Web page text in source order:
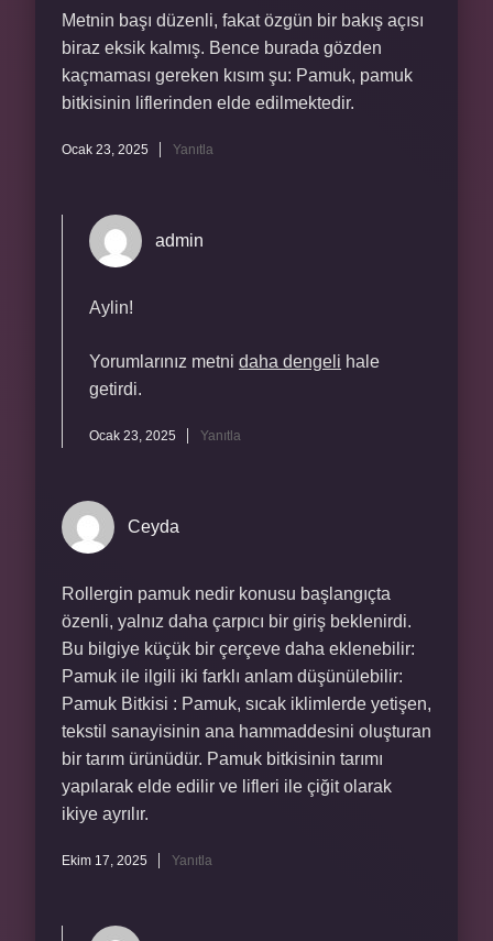
Metnin başı düzenli, fakat özgün bir bakış açısı
biraz eksik kalmış. Bence burada gözden
kaçmaması gereken kısım şu: Pamuk, pamuk
bitkisinin liflerinden elde edilmektedir.
Ocak 23, 2025 Yanıtla
admin
Aylin!
Yorumlarınız metni daha dengeli hale
getirdi.
Ocak 23, 2025 Yanıtla
Ceyda
Rollergin pamuk nedir konusu başlangıçta
özenli, yalnız daha çarpıcı bir giriş beklenirdi.
Bu bilgiye küçük bir çerçeve daha eklenebilir:
Pamuk ile ilgili iki farklı anlam düşünülebilir:
Pamuk Bitkisi : Pamuk, sıcak iklimlerde yetişen,
tekstil sanayisinin ana hammaddesini oluşturan
bir tarım ürünüdür. Pamuk bitkisinin tarımı
yapılarak elde edilir ve lifleri ile çiğit olarak
ikiye ayrılır.
Ekim 17, 2025 Yanıtla